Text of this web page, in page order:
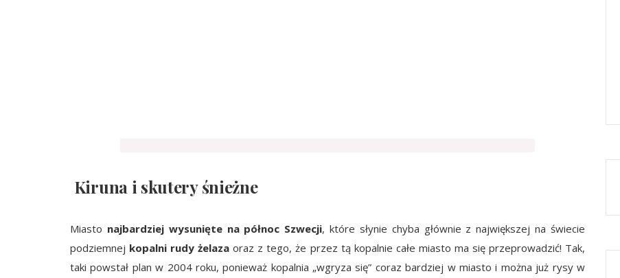
Kiruna i skutery śnieżne
Miasto najbardziej wysunięte na północ Szwecji, które słynie chyba głównie z największej na świecie
podziemnej kopalni rudy żelaza oraz z tego, że przez tą kopalnie całe miasto ma się przeprowadzić! Tak,
taki powstał plan w 2004 roku, ponieważ kopalnia „wgryza się” coraz bardziej w miasto i można już rysy w